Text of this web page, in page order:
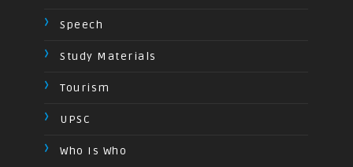
Speech
Study Materials
Tourism
UPSC
Who Is Who